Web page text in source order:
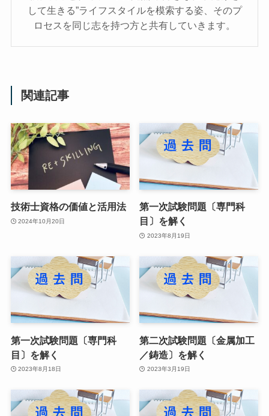
して生きる”ライフスタイルを模索する姿、そのプ
ロセスを同じ志を持つ方と共有していきます。
関連記事
技術士資格の価値と活用法
2024年10月20日
第一次試験問題〔専門科
目〕を解く
2023年8月19日
第一次試験問題〔専門科
目〕を解く
2023年8月18日
第二次試験問題〔金属加工
／鋳造〕を解く
2023年3月19日